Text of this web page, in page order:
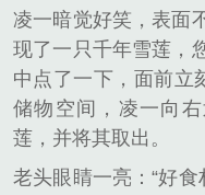
凌一暗觉好笑，表面
现了一只千年雪莲，
中点了一下，面前立
储物空间，凌一向
莲，并将其取出。
老头眼睛一亮：“好